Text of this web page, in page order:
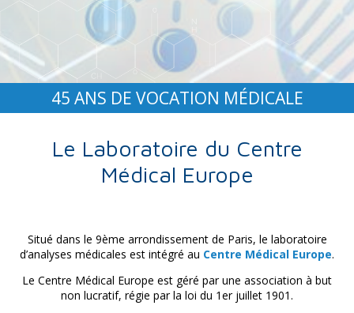
45 ANS DE VOCATION MÉDICALE
Le Laboratoire du Centre
Médical Europe
Situé dans le 9ème arrondissement de Paris, le laboratoire
d’analyses médicales est intégré au Centre Médical Europe.
Le Centre Médical Europe est géré par une association à but
non lucratif, régie par la loi du 1er juillet 1901.